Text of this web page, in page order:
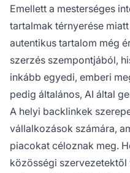
Emellett a mesterséges
tartalmak térnyerése
autentikus tartalom még
szerzés szempontjából,
inkább egyedi, emberi
pedig általános, AI által
A helyi backlinkek
vállalkozások számára,
piacokat céloznak meg.
közösségi